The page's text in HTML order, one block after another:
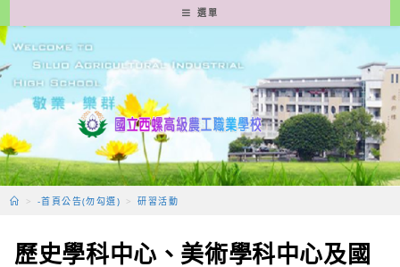
轉
至
要
容
選單
> -首頁公告(勿勾選) > 研習活動
歷史學科中心、美術學科中心及國